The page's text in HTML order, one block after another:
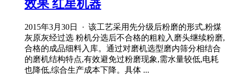
效果 红星机器
2015年3月30日 · 该工艺采用先分级后粉磨的形式,粉煤
灰原灰经过选 粉机分选后不合格的粗粒入磨头继续粉磨,
合格的成品细料入库。通过对磨机选型磨内筛分相结合
的磨机结构特点,有效避免过粉磨现象,需水量较低,电耗
也降低,综合生产成本下降。具体 ...